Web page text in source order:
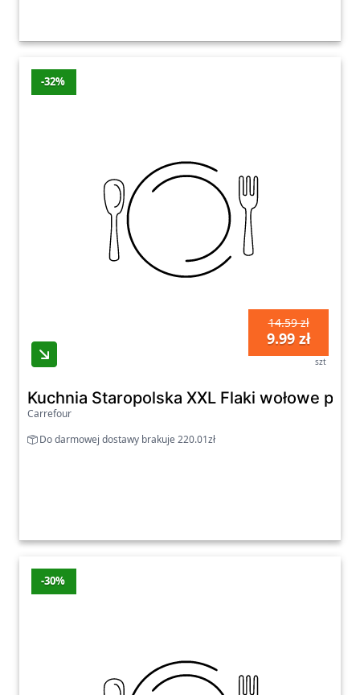
-32%
14.59 zł
9.99 zł
szt
Kuchnia Staropolska XXL Flaki wołowe po
Carrefour
Do darmowej dostawy brakuje 220.01zł
-30%